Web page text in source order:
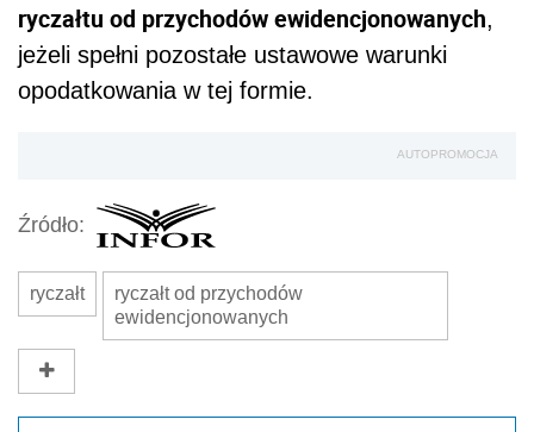
ryczałtu od przychodów ewidencjonowanych,
jeżeli spełni pozostałe ustawowe warunki
opodatkowania w tej formie.
AUTOPROMOCJA
Źródło:
ryczałt
ryczałt od przychodów
ewidencjonowanych